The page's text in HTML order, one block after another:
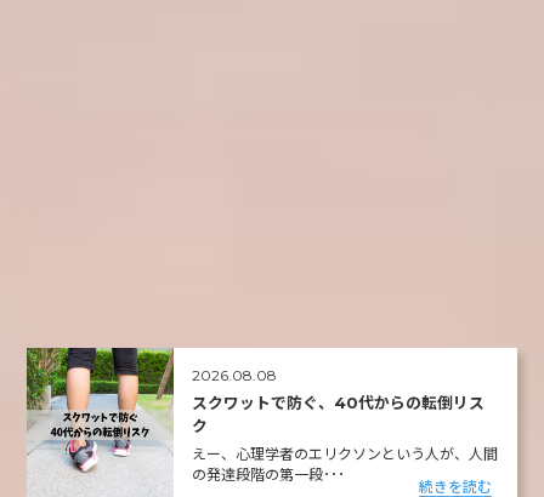
2026.08.08
スクワットで防ぐ、40代からの転倒リス
ク
えー、心理学者のエリクソンという人が、人間
の発達段階の第一段･･･
続きを読む